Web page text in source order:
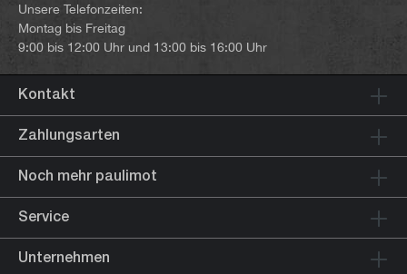
Unsere Telefonzeiten:
Montag bis Freitag
9:00 bis 12:00 Uhr und 13:00 bis 16:00 Uhr
Kontakt
Zahlungsarten
Noch mehr paulimot
Service
Unternehmen